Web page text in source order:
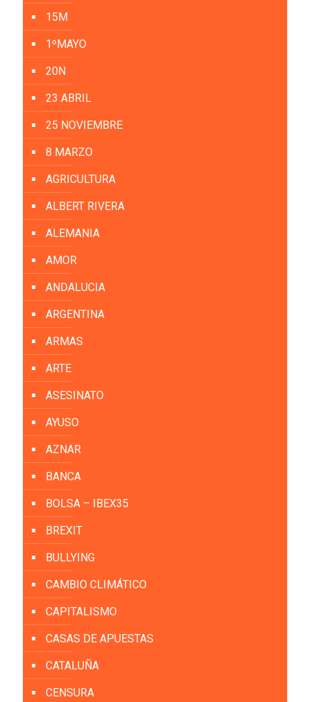
15M
1ºMAYO
20N
23 ABRIL
25 NOVIEMBRE
8 MARZO
AGRICULTURA
ALBERT RIVERA
ALEMANIA
AMOR
ANDALUCIA
ARGENTINA
ARMAS
ARTE
ASESINATO
AYUSO
AZNAR
BANCA
BOLSA – IBEX35
BREXIT
BULLYING
CAMBIO CLIMÁTICO
CAPITALISMO
CASAS DE APUESTAS
CATALUÑA
CENSURA